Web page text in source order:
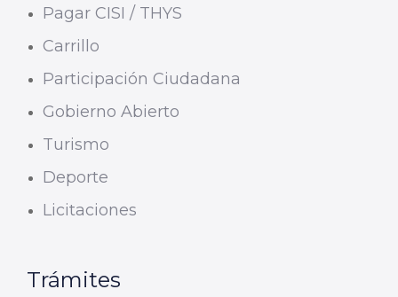
Pagar CISI / THYS
Carrillo
Participación Ciudadana
Gobierno Abierto
Turismo
Deporte
Licitaciones
Trámites